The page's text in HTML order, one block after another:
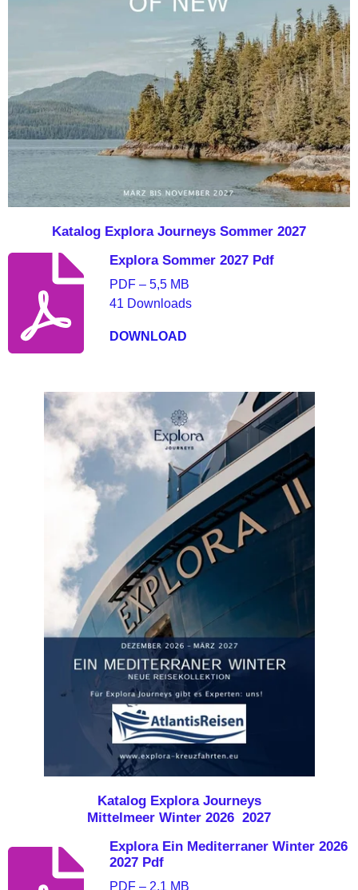
Katalog Explora Journeys Sommer 2027
Explora Sommer 2027 Pdf
PDF – 5,5 MB
41 Downloads
DOWNLOAD
Katalog Explora Journeys
Mittelmeer Winter 2026 2027
Explora Ein Mediterraner Winter 2026
2027 Pdf
PDF – 2,1 MB